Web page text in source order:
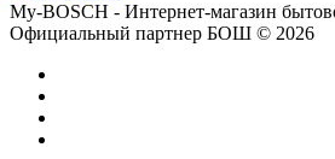
My-BOSCH - Интернет-магазин
Официальный партнер БОШ © 2026